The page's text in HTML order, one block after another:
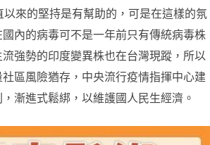
來的堅持是有幫助的，可是在這樣的氛
內的病毒可不是一年前只有傳統病毒株
強勢的印度變異株也在台灣現蹤，所以
區風險猶存，中央流行疫情指揮中心建
漸進式鬆綁，以維護國人民生經濟。